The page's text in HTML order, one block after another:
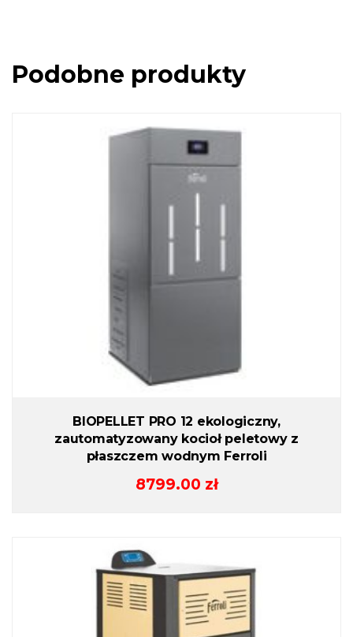
Podobne produkty
BIOPELLET PRO 12 ekologiczny,
zautomatyzowany kocioł peletowy z
płaszczem wodnym Ferroli
8799.00 zł